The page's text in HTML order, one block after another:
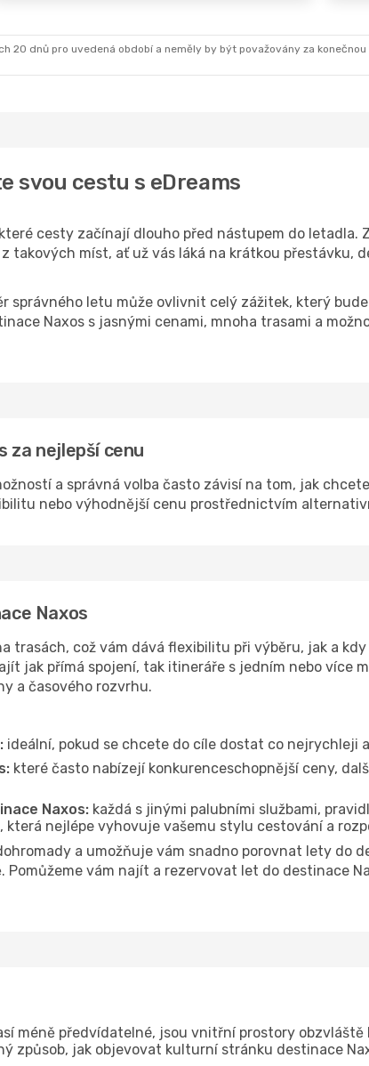
Naxos
- Vídeň
20 dnů pro uvedená období a neměly by být považovány za
svou cestu s eDreams
cesty začínají dlouho před nástupem do letadla.
takových míst, ať už vás láká na krátkou přestávku,
správného letu může ovlivnit celý zážitek, který
Naxos s jasnými cenami, mnoha trasami a
za nejlepší cenu
a správná volba často závisí na tom, jak
nebo výhodnější cenu prostřednictvím
Naxos
trasách, což vám dává flexibilitu při výběru, jak a
jak přímá spojení, tak itineráře s jedním nebo více
a časového rozvrhu.
ideální, pokud se chcete do cíle dostat co nejrychleji
které často nabízejí konkurenceschopnější ceny,
Naxos: každá s jinými palubními službami,
která nejlépe vyhovuje vašemu stylu cestování a
a umožňuje vám snadno porovnat lety do
vám najít a rezervovat let do destinace
méně předvídatelné, jsou vnitřní prostory obzvláště
způsob, jak objevovat kulturní stránku destinace